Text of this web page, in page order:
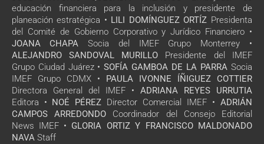
educación financiera para la inclusión y presidente de
planeación estratégica • LILI DOMÍNGUEZ ORTÍZ Presidenta
del Comité de Gobierno Corporativo y Jurídico Financiero •
JOANA CHAPA Socia del IMEF Grupo Monterrey •
ALEJANDRO SANDOVAL MURILLO Presidente del IMEF
Grupo Ciudad Juárez • SOFÍA GAMBOA DE LA PARRA Socia
IMEF Grupo CDMX • PAULA IVONNE ÍÑIGUEZ COTTIER
Directora General del IMEF • ADRIANA REYES URRUTIA
Editora • NOÉ PÉREZ Director Comercial IMEF • ADRIÁN
CAMPOS ARREDONDO Coordinador del Consejo Editorial
News IMEF • GLORIA ORTIZ Y FRANCISCO MALDONADO
NAVA Staff